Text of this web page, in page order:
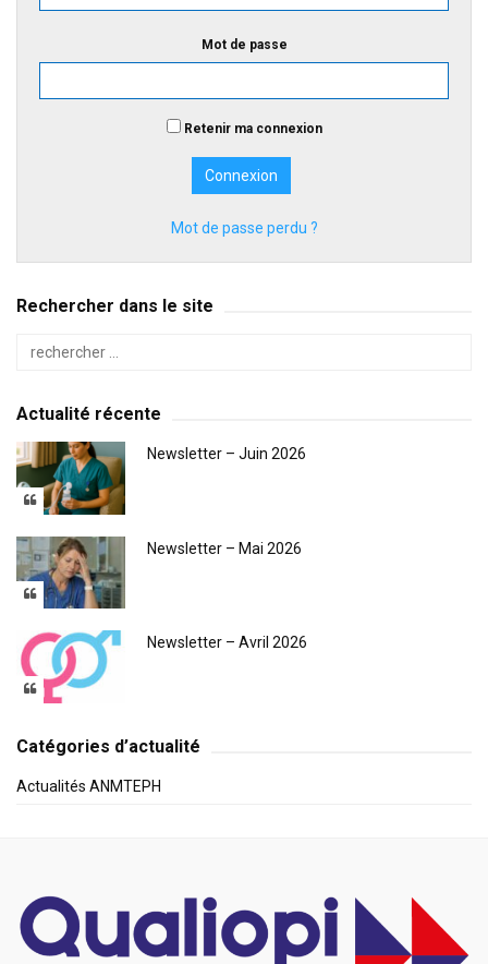
Mot de passe
Retenir ma connexion
Mot de passe perdu ?
Rechercher dans le site
Actualité récente
Newsletter – Juin 2026
Newsletter – Mai 2026
Newsletter – Avril 2026
Catégories d’actualité
Actualités ANMTEPH